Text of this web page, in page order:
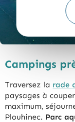
Campings
Traversez la rade
paysages à
maximum,
Plouhinec. Parc